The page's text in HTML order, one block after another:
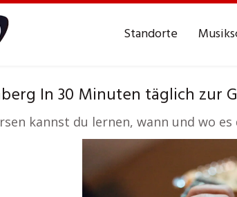
Standorte
In 30 Minuten täglich zur
kannst du lernen, wann und wo